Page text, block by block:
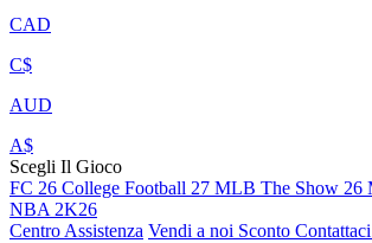
CAD
C$
AUD
A$
Scegli Il Gioco
FC 26 College Football 27 MLB The Show 26
NBA 2K26
Centro Assistenza Vendi a noi Sconto Contattaci